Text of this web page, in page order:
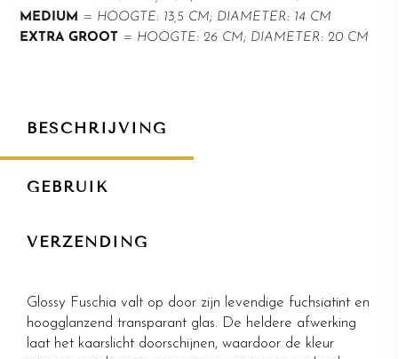
MEDIUM = HOOGTE: 13,5 CM; DIAMETER: 14 CM
EXTRA GROOT
= HOOGTE: 26 CM; DIAMETER: 20 CM
BESCHRIJVING
GEBRUIK
VERZENDING
Glossy Fuschia valt op door zijn levendige fuchsiatint en
hoogglanzend transparant glas. De heldere afwerking
laat het kaarslicht doorschijnen, waardoor de kleur